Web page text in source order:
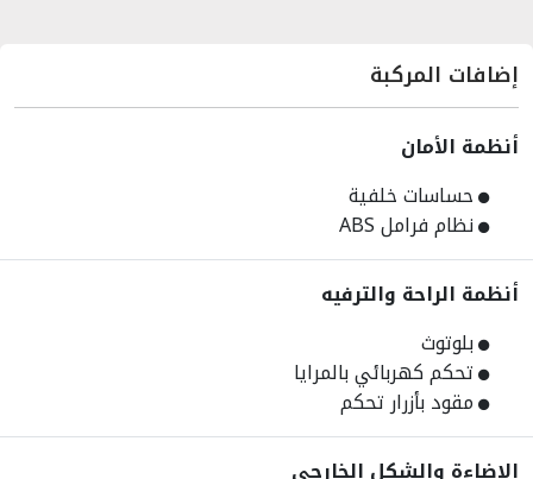
إضافات المركبة
أنظمة الأمان
حساسات خلفية
نظام فرامل ABS
أنظمة الراحة والترفيه
بلوتوث
تحكم كهربائي بالمرايا
مقود بأزرار تحكم
الإضاءة والشكل الخارجي